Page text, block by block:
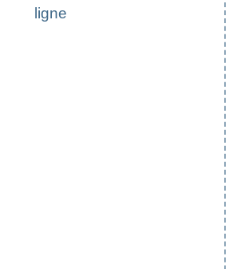
ligne